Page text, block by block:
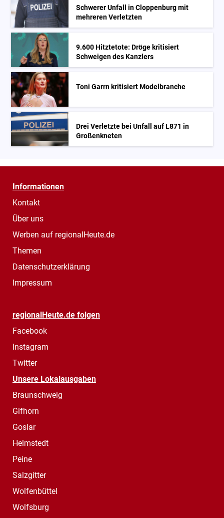
Schwerer Unfall in Cloppenburg mit
mehreren Verletzten
9.600 Hitztetote: Dröge kritisiert
Schweigen des Kanzlers
Toni Garrn kritisiert Modelbranche
Drei Verletzte bei Unfall auf L871 in
Großenkneten
Informationen
Kontakt
Über uns
Werben auf regionalHeute.de
Themen
Datenschutzerklärung
Impressum
regionalHeute.de folgen
Facebook
Instagram
Twitter
Unsere Lokalausgaben
Braunschweig
Gifhorn
Goslar
Helmstedt
Peine
Salzgitter
Wolfenbüttel
Wolfsburg